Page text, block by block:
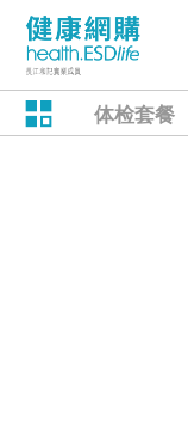
体检套餐